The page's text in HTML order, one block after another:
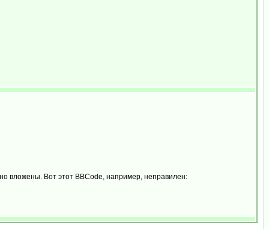
вложены. Вот этот BBCode, например, неправилен: